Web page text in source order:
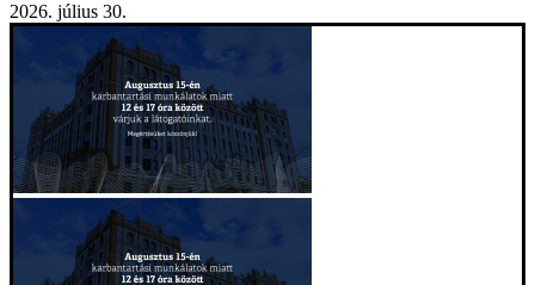
2026. július 30.